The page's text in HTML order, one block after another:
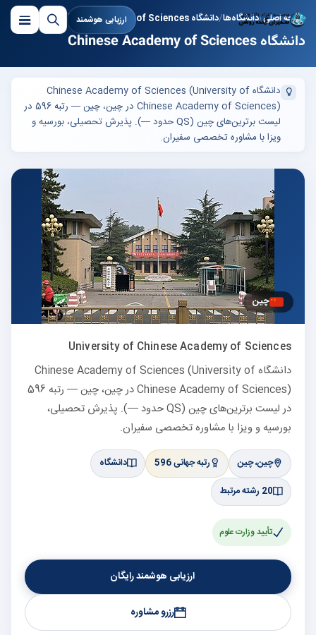
ارزیابی هوشمند صفحه اصلی دانشگاه‌ها دانشگاه Chinese Academy of Sciences
دانشگاه Chinese Academy of Sciences
دانشگاه Chinese Academy of Sciences (University of
Chinese Academy of Sciences) در چین، چین — رتبه 596 در
لیست برترین‌های چین (QS حدود —). پذیرش تحصیلی، بورسیه و
ویزا با مشاوره تخصصی سفیران.
University of Chinese Academy of Sciences
دانشگاه Chinese Academy of Sciences (University of
Chinese Academy of Sciences) در چین، چین — رتبه 596
در لیست برترین‌های چین (QS حدود —). پذیرش تحصیلی،
بورسیه و ویزا با مشاوره تخصصی سفیران.
چین، چین رتبه جهانی 596
دانشگاه
20 رشته مرتبط
تأیید وزارت علوم
ارزیابی هوشمند رایگان
رزرو مشاوره
چین